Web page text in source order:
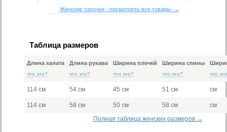
Женские тапочки - посмотреть все товары →
Таблица размеров
Длина халата
что это?
Длина рукава
что это?
Ширина плечей
что это?
Ширина спины
что это? что
114 см 54 см 45 см 51 см см
114 см 58 см 50 см 58 см
см
Полная таблица женских размеров →